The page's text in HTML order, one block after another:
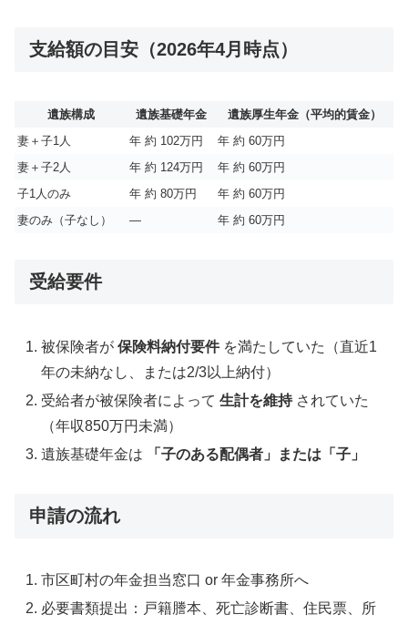
支給額の目安（2026年4月時点）
遺族構成 遺族基礎年金
遺族厚生年金（平均的賃金）
妻＋子1人
年 約 102万円
年 約 60万円
妻＋子2人
年 約 124万円
年 約 60万円
子1人のみ
年 約 80万円
年 約 60万円
妻のみ（子なし）
— 年 約 60万円
受給要件
被保険者が保険料納付要件を満たしていた（直近1
年の未納なし、または2/3以上納付）
受給者が被保険者によって生計を維持されていた
（年収850万円未満）
遺族基礎年金は
「子のある配偶者」または「子」
申請の流れ
市区町村の年金担当窓口 or 年金事務所へ
必要書類提出：戸籍謄本、死亡診断書、住民票、所